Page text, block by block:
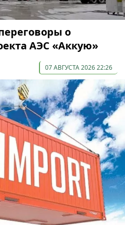
о
АЭС «Аккую»
07 АВГУСТА 2026 22:26